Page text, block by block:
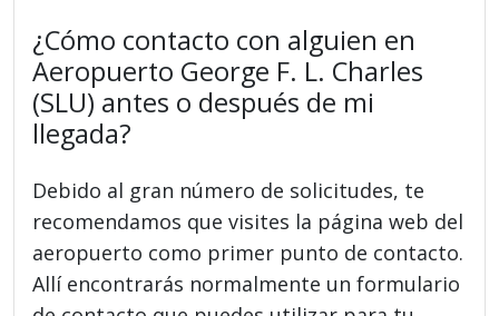
¿Cómo contacto con alguien en
Aeropuerto George F. L. Charles
(SLU) antes o después de mi
llegada?
Debido al gran número de solicitudes, te
recomendamos que visites la página web del
aeropuerto como primer punto de contacto.
Allí encontrarás normalmente un formulario